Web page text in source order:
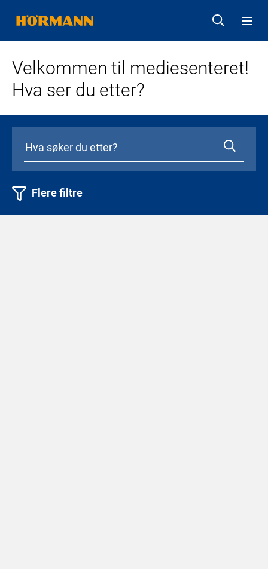
Velkommen til mediesenteret!
Hva ser du etter?
Flere filtre